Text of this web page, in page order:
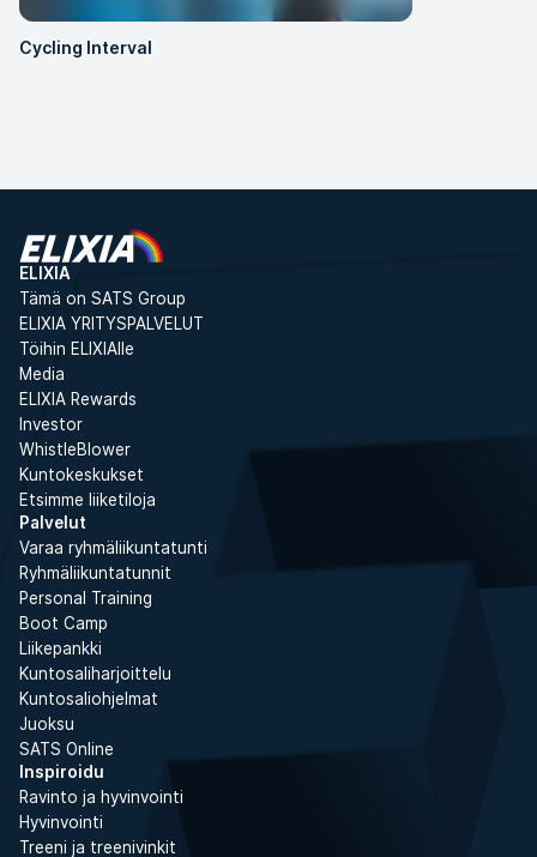
Cycling Interval
ELIXIA
Tämä on SATS Group
ELIXIA YRITYSPALVELUT
Töihin ELIXIAlle
Media
ELIXIA Rewards
Investor
WhistleBlower
Kuntokeskukset
Etsimme liiketiloja
Palvelut
Varaa ryhmäliikuntatunti
Ryhmäliikuntatunnit
Personal Training
Boot Camp
Liikepankki
Kuntosaliharjoittelu
Kuntosaliohjelmat
Juoksu
SATS Online
Inspiroidu
Ravinto ja hyvinvointi
Hyvinvointi
Treeni ja treenivinkit